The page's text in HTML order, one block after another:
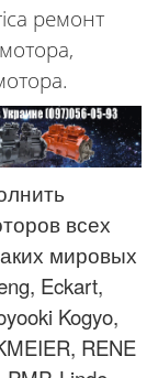
ремонт
всех
мировых
Eckart,
Kogyo,
RENE